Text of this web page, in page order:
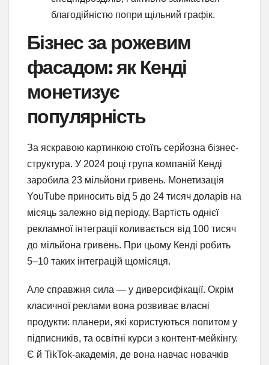
благодійністю попри щільний графік.
Бізнес за рожевим
фасадом: як Кенді
монетизує
популярність
За яскравою картинкою стоїть серйозна бізнес-
структура. У 2024 році група компаній Кенді
заробила 23 мільйони гривень. Монетизація
YouTube приносить від 5 до 24 тисяч доларів на
місяць залежно від періоду. Вартість однієї
рекламної інтеграції коливається від 100 тисяч
до мільйона гривень. При цьому Кенді робить
5–10 таких інтеграцій щомісяця.
Але справжня сила — у диверсифікації. Окрім
класичної реклами вона розвиває власні
продукти: планери, які користуються попитом у
підписників, та освітні курси з контент-мейкінгу.
Є й TikTok-академія, де вона навчає новачків